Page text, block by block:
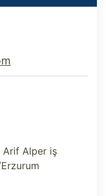
Arif Alper iş